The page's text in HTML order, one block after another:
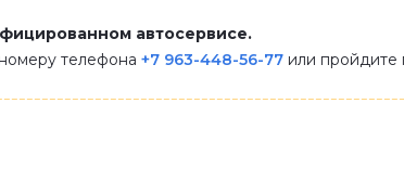
автосервисе.
телефона +7 963-448-56-77 или пройдите